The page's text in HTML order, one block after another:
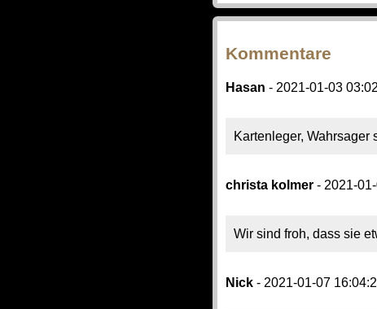
Kommentare
Hasan - 2021-01-03
Kartenleger, Wahrsager
christa kolmer - 2021-
Wir sind froh, dass sie
Nick - 2021-01-07